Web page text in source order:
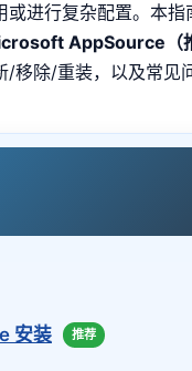
进行复杂配置。本指
AppSource（
除/重装，以及常见
安装 推荐